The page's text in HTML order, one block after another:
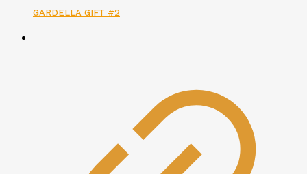
GARDELLA GIFT #2